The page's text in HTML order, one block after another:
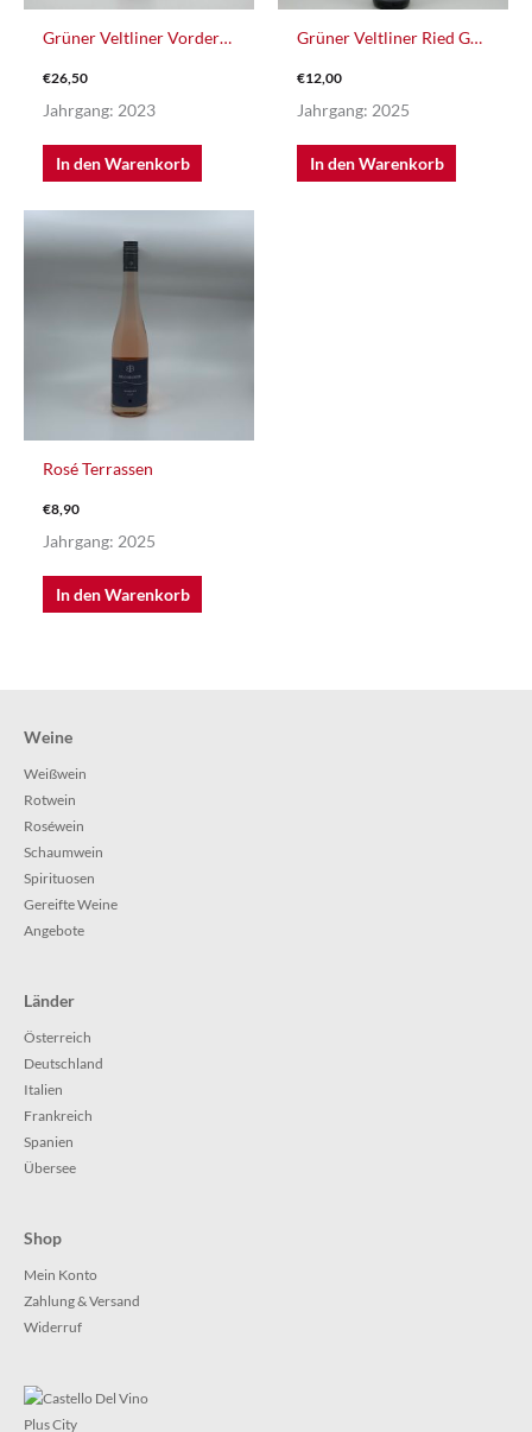
Grüner Veltliner Vordernberg
€26,50
Jahrgang: 2023
In den Warenkorb
Grüner Veltliner Ried Geppling
€12,00
Jahrgang: 2025
In den Warenkorb
Rosé Terrassen
€8,90
Jahrgang: 2025
In den Warenkorb
Weine
Weißwein
Rotwein
Roséwein
Schaumwein
Spirituosen
Gereifte Weine
Angebote
Länder
Österreich
Deutschland
Italien
Frankreich
Spanien
Übersee
Shop
Mein Konto
Zahlung & Versand
Widerruf